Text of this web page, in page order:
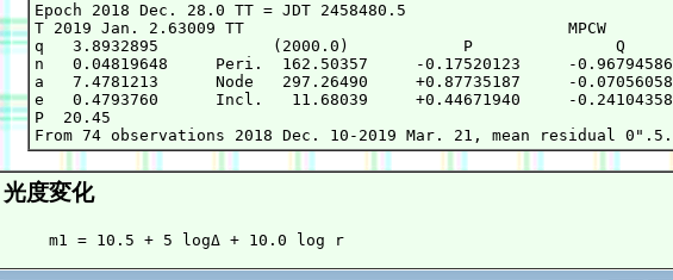
Epoch 2018 Dec. 28.0 TT = JDT 2458480.5
T 2019 Jan. 2.63009 TT                                  MPCW
q   3.8932895            (2000.0)            P               Q
n   0.04819648     Peri.  162.50357     -0.17520123     -0.96794586
a   7.4781213      Node   297.26490     +0.87735187     -0.07056058
e   0.4793760      Incl.   11.68039     +0.44671940     -0.24104358
P  20.45
光度変化